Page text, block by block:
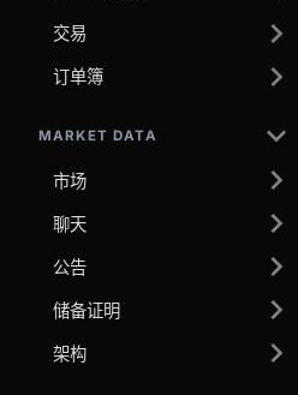
交易
订单簿
MARKET DATA
市场
聊天
公告
储备证明
架构